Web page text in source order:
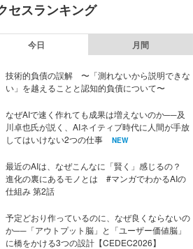
セスランキング
今日 月間
技術的負債の誤解 〜「測れないから説明できな
い」を越えることと認知的負債について〜
なぜAIで速く作れても成果は増えないのか──及
川卓也氏が説く、AIネイティブ時代に人間が手放
してはいけない2つの仕事
NEW
最近のAIは、なぜこんなに「賢く」感じるの？
進化の裏にあるモノとは #マンガでわかるAIの
仕組み 第2話
予定どおり作っているのに、なぜ良くならないの
か──「アウトプット脳」と「ユーザー価値脳」
に橋をかける3つの設計【CEDEC2026】